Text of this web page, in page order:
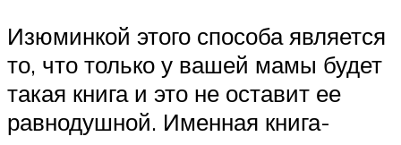
Изюминкой этого способа является
то, что только у вашей мамы будет
такая книга и это не оставит ее
равнодушной. Именная книга-